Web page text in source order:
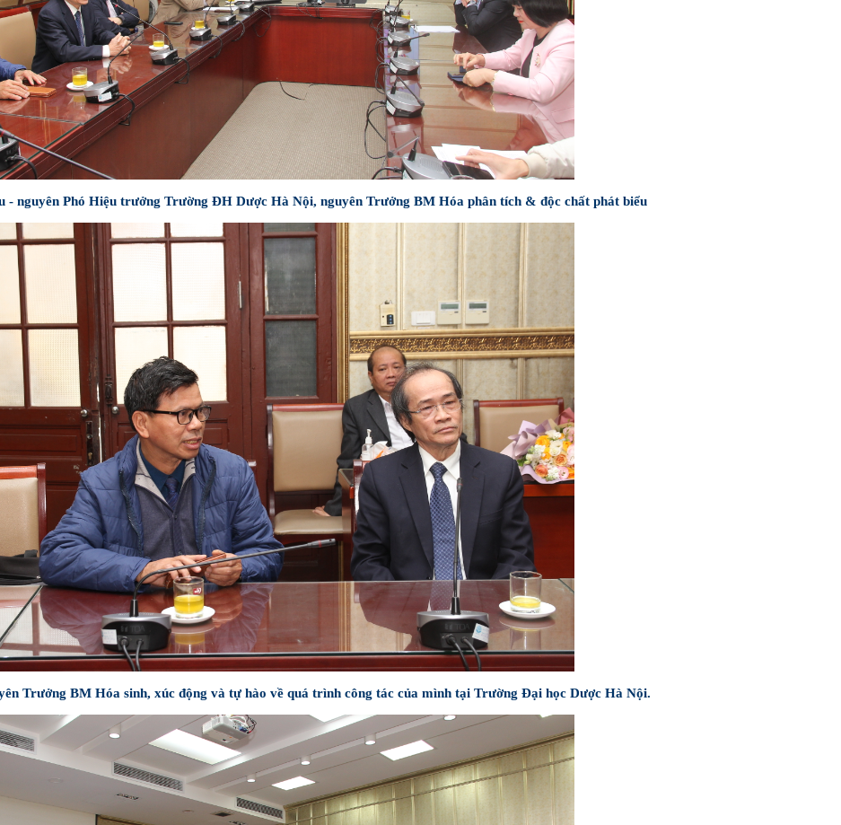
- nguyên Phó Hiệu trưởng Trường ĐH Dược Hà Nội, nguyên Trưởng BM Hóa phân tích & độc chất phát biểu
Trưởng BM Hóa sinh, xúc động và tự hào về quá trình công tác của mình tại Trường Đại học Dược Hà Nội.